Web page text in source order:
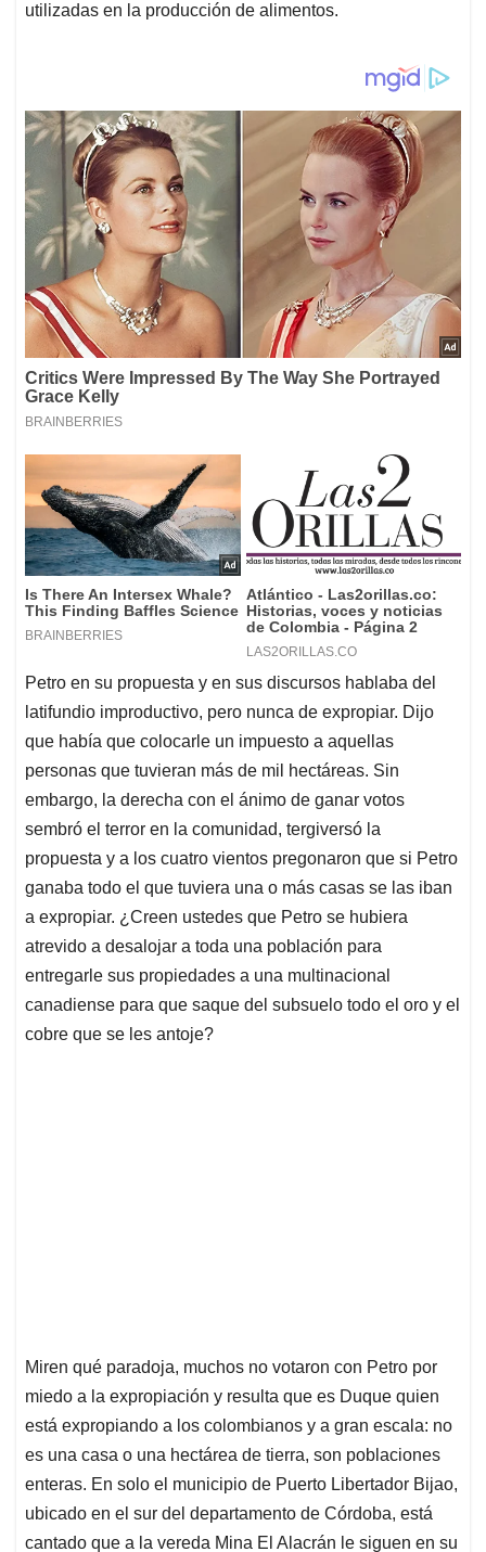
utilizadas en la producción de alimentos.
Petro en su propuesta y en sus discursos hablaba del
latifundio improductivo, pero nunca de expropiar. Dijo
que había que colocarle un impuesto a aquellas
personas que tuvieran más de mil hectáreas. Sin
embargo, la derecha con el ánimo de ganar votos
sembró el terror en la comunidad, tergiversó la
propuesta y a los cuatro vientos pregonaron que si Petro
ganaba todo el que tuviera una o más casas se las iban
a expropiar. ¿Creen ustedes que Petro se hubiera
atrevido a desalojar a toda una población para
entregarle sus propiedades a una multinacional
canadiense para que saque del subsuelo todo el oro y el
cobre que se les antoje?
Miren qué paradoja, muchos no votaron con Petro por
miedo a la expropiación y resulta que es Duque quien
está expropiando a los colombianos y a gran escala: no
es una casa o una hectárea de tierra, son poblaciones
enteras. En solo el municipio de Puerto Libertador Bijao,
ubicado en el sur del departamento de Córdoba, está
cantado que a la vereda Mina El Alacrán le siguen en su